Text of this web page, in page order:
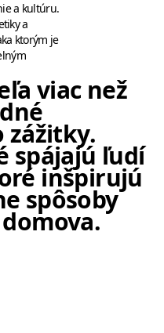
a kultúru.
a
ktorým je
viac než
zážitky.
spájajú ľudí
inšpirujú
spôsoby